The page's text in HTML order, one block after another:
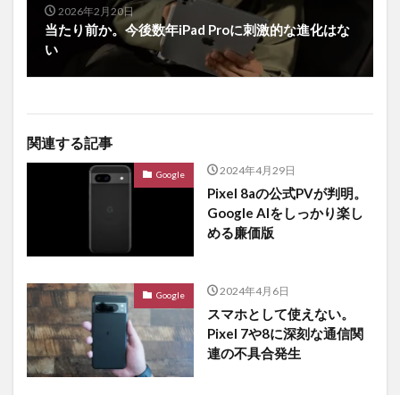
2026年2月20日
当たり前か。今後数年iPad Proに刺激的な進化はな
い
関連する記事
Google 2024年4月29日
Pixel 8aの公式PVが判明。
Google AIをしっかり楽し
める廉価版
Google 2024年4月6日
スマホとして使えない。
Pixel 7や8に深刻な通信関
連の不具合発生